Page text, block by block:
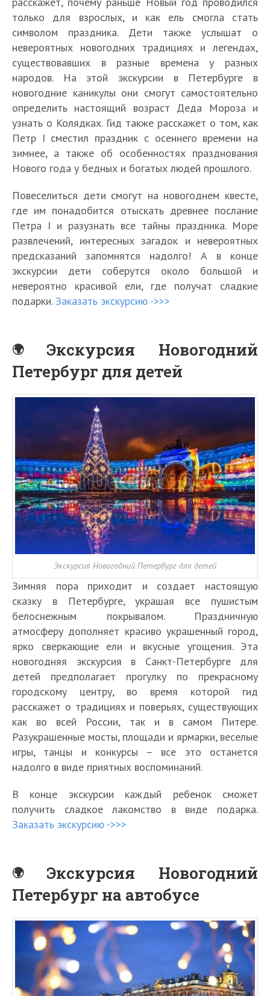
только для взрослых, и как ель смогла стать
символом праздника. Дети также услышат о
невероятных новогодних традициях и легендах,
существовавших в разные времена у разных
народов. На этой экскурсии в Петербурге в
новогодние каникулы они смогут самостоятельно
определить настоящий возраст Деда Мороза и
узнать о Колядках. Гид также расскажет о том, как
Петр I сместил праздник с осеннего времени на
зимнее, а также об особенностях празднования
Нового года у бедных и богатых людей прошлого.
Повеселиться дети смогут на новогоднем квесте,
где им понадобится отыскать древнее послание
Петра I и разузнать все тайны праздника. Море
развлечений, интересных загадок и невероятных
предсказаний запомнятся надолго! А в конце
экскурсии дети соберутся около большой и
невероятно красивой ели, где получат сладкие
подарки. Заказать экскурсию ->>>
Экскурсия Новогодний
Петербург для детей
Экскурсия Новогодний Петербург для детей
Зимняя пора приходит и создает настоящую
сказку в Петербурге, украшая все пушистым
белоснежным покрывалом. Праздничную
атмосферу дополняет красиво украшенный город,
ярко сверкающие ели и вкусные угощения. Эта
новогодняя экскурсия в Санкт-Петербурге для
детей предполагает прогулку по прекрасному
городскому центру, во время которой гид
расскажет о традициях и поверьях, существующих
как во всей России, так и в самом Питере.
Разукрашенные мосты, площади и ярмарки, веселые
игры, танцы и конкурсы – все это останется
надолго в виде приятных воспоминаний.
В конце экскурсии каждый ребенок сможет
получить сладкое лакомство в виде подарка.
Заказать экскурсию ->>>
Экскурсия Новогодний
Петербург на автобусе